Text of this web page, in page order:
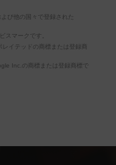
び他の国々で登録された
スマークです。
イテッドの商標または登録商
Inc.の商標または登録商標で